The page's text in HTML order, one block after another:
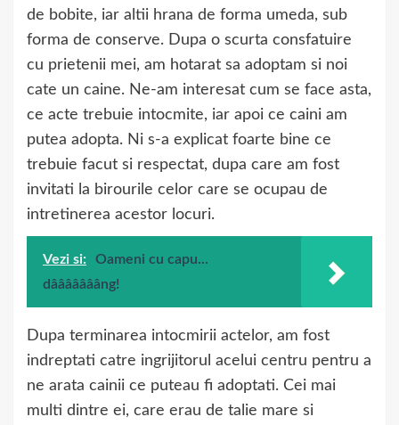
de bobite, iar altii hrana de forma umeda, sub
forma de conserve. Dupa o scurta consfatuire
cu prietenii mei, am hotarat sa adoptam si noi
cate un caine. Ne-am interesat cum se face asta,
ce acte trebuie intocmite, iar apoi ce caini am
putea adopta. Ni s-a explicat foarte bine ce
trebuie facut si respectat, dupa care am fost
invitati la birourile celor care se ocupau de
intretinerea acestor locuri.
Vezi si:
Oameni cu capu...
dâââââââng!
Dupa terminarea intocmirii actelor, am fost
indreptati catre ingrijitorul acelui centru pentru a
ne arata cainii ce puteau fi adoptati. Cei mai
multi dintre ei, care erau de talie mare si